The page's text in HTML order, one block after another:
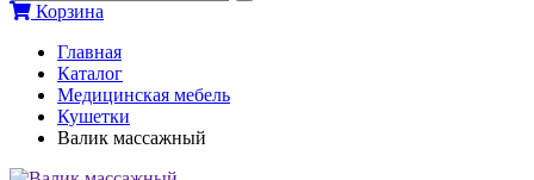
Корзина
Главная
Каталог
Медицинская мебель
Кушетки
Валик массажный